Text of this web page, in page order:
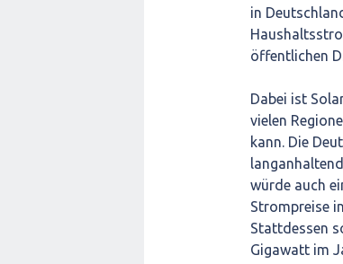
in
öffentlichen
Dabei ist
vielen
kann. Die
würde auch
Strompreise
Stattdessen
Gigawatt im